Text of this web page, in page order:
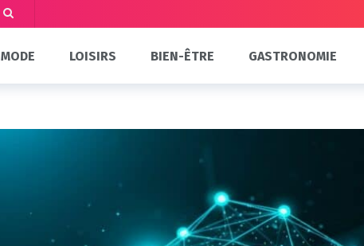
MODE LOISIRS BIEN-ÊTRE GASTRONOMIE